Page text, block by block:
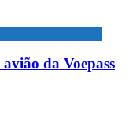
da Voepass